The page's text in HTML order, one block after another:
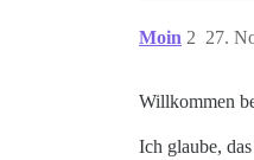
Moin 27.
2
Willkommen
Ich glaube,